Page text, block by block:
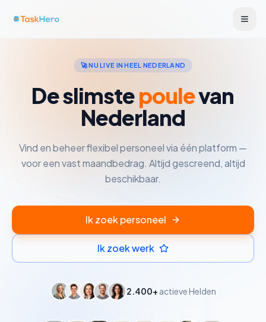
🚀 NU LIVE IN HEEL NEDERLAND
De slimstepoulevan
Nederland
Vind en beheer flexibel personeel via één platform —
voor een vast maandbedrag. Altijd gescreend, altijd
beschikbaar.
Ik zoek personeel
Ik zoek werk
2.400+ actieve Helden